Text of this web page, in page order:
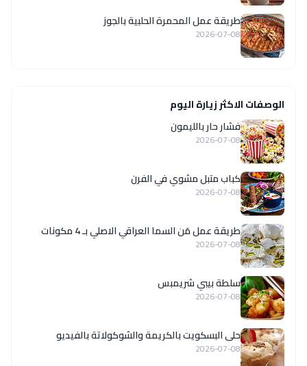
طريقة عمل المحمرة الحلبية بالجوز
2026-07-08
الوصفات الاكثر زيارة اليوم
فشار حار بالليمون
2026-07-08
كباب متبل مشوي في الفرن
2026-07-08
طريقة عمل مَن السما العراقي الاصلي بـ 4 مكونات
2026-07-08
سلطة بيبي شريمبس
2026-07-08
حلى البسكويت بالكريمة والشوكولاتة بالفيديو
2026-07-08